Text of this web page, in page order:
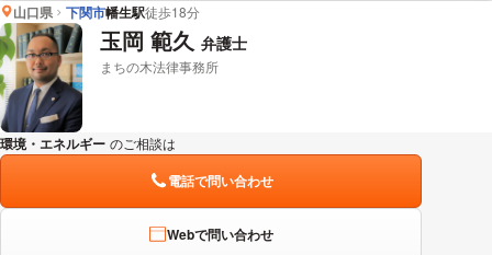
内田 悠太 弁護士の詳細情報を見る
山口県 下関市幡生駅徒歩18分
玉岡 範久 弁護士
まちの木法律事務所
環境・エネルギー のご相談は
電話で問い合わせ
Webで問い合わせ